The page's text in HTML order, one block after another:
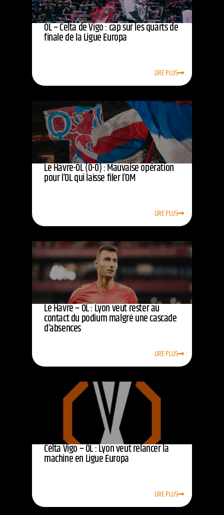
OL – Celta de Vigo : cap sur les quarts de
finale de la Ligue Europa
LIRE PLUS
Le Havre-OL (0-0) : Mauvaise opération
pour l’OL qui laisse filer l’OM
LIRE PLUS
Le Havre – OL : Lyon veut rester au
contact du podium malgré une cascade
d’absences
LIRE PLUS
Celta Vigo – OL : Lyon veut relancer la
machine en Ligue Europa
LIRE PLUS